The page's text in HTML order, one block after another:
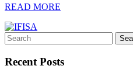
READ MORE
Recent Posts